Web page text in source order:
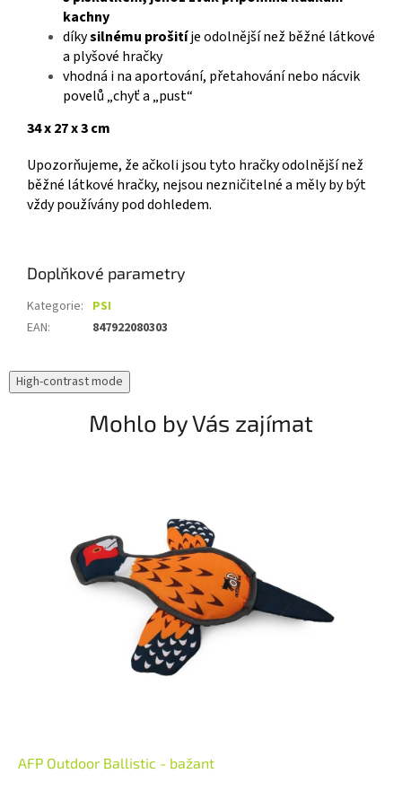
kachny
díkysilnému prošitíje odolnější než běžné látkové
a plyšové hračky
vhodná i na aportování, přetahování nebo nácvik
povelů „chyť a „pust“
34 x 27 x 3 cm
Upozorňujeme, že ačkoli jsou tyto hračky odolnější než
běžné látkové hračky, nejsou nezničitelné a měly by být
vždy používány pod dohledem.
Doplňkové parametry
Kategorie: PSI
EAN: 847922080303
High-contrast mode
Mohlo by Vás zajímat
AFP Outdoor Ballistic - bažant